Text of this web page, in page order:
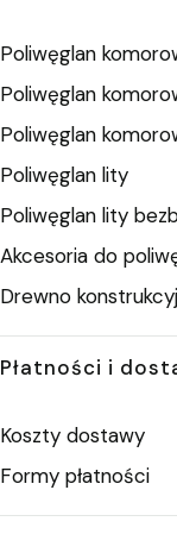
Poliwęglan
Poliwęglan
Poliwęglan
Poliwęglan lity
Poliwęglan lity
Akcesoria do
Drewno
Płatności i
Koszty dostawy
Formy płatności